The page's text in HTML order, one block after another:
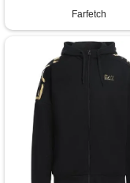
Farfetch